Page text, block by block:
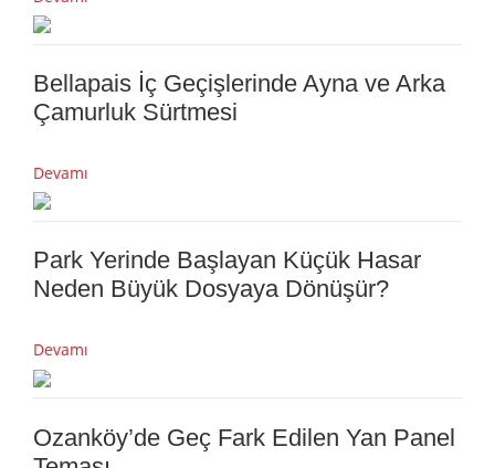
Bellapais İç Geçişlerinde Ayna ve Arka
Çamurluk Sürtmesi
Devamı
Park Yerinde Başlayan Küçük Hasar
Neden Büyük Dosyaya Dönüşür?
Devamı
Ozanköy’de Geç Fark Edilen Yan Panel